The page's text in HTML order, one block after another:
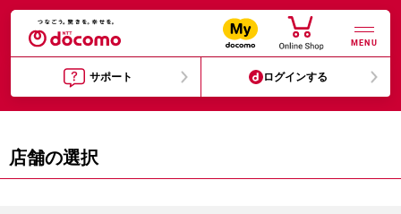
MENU
サポート ログインする
店舗の選択